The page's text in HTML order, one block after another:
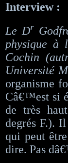
Interview :
Le Dr
physique à
Cochin
Université
organisme
Câ€™est si
de très
degrés F.).
qui peut
dire. Pas